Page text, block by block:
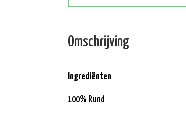
Omschrijving
Ingrediënten
100% Rund